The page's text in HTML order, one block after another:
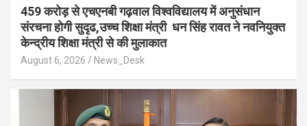
459 करोड़ से एचएनबी गढ़वाल विश्वविद्यालय में अनुसंधान
संरचना होगी सुदृढ,उच्च शिक्षा मंत्री धन सिंह रावत ने नवनियुक्त
केन्द्रीय शिक्षा मंत्री से की मुलाकात
August 6, 2026 News_Desk